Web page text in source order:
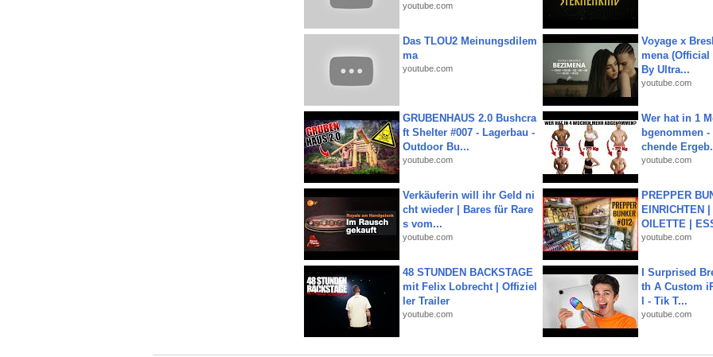
youtube.com
Das TLOU2 Meinungsdilem
ma
youtube.com
Voyage x
mena
By Ultra...
youtube.com
GRUBENHAUS 2.0 Bushcra
ft Shelter #007 - Lagerbau -
Outdoor Bu...
youtube.com
Wer hat in 1
bgenommen -
chende
youtube.com
Verkäuferin will ihr Geld ni
cht wieder | Bares für Rare
s vom...
youtube.com
PREPPER
EINRICHTEN
OILETTE |
youtube.com
48 STUNDEN BACKSTAGE
mit Felix Lobrecht | Offiziel
ler Trailer
youtube.com
I Surprised
th A Custom
l - Tik T...
youtube.com